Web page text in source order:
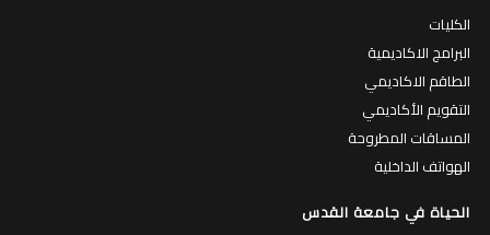
الكليات
البرامج الاكاديمية
الطاقم الاكاديمي
التقويم الأكاديمي
المساقات المطروحة
الهواتف الداخلية
الحياة في جامعة القدس